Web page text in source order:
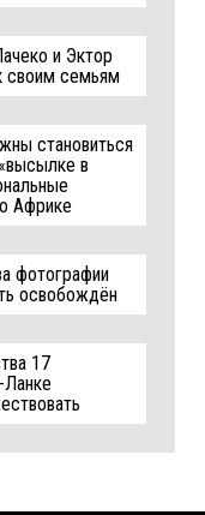
и Эктор
своим семьям
становиться
в
Африке
фотографии
освобождён
17